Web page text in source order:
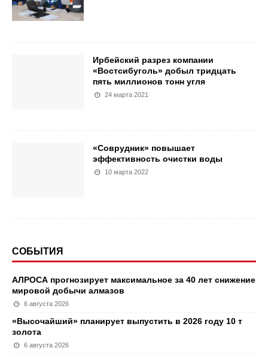
Ирбейский разрез компании
«Востсибуголь» добыл тридцать
пять миллионов тонн угля
24 марта 2021
«Соврудник» повышает
эффективность очистки воды
10 марта 2022
СОБЫТИЯ
АЛРОСА прогнозирует максимальное за 40 лет снижение
мировой добычи алмазов
6 августа 2026
«Высочайший» планирует выпустить в 2026 году 10 т
золота
6 августа 2026